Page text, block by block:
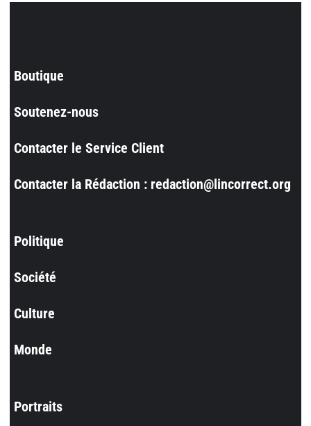
Boutique
Soutenez-nous
Contacter le Service Client
Contacter la Rédaction : redaction@lincorrect.org
Politique
Société
Culture
Monde
Portraits